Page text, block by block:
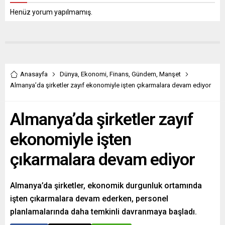
Henüz yorum yapılmamış.
Anasayfa Dünya, Ekonomi, Finans, Gündem, Manşet
Almanya’da şirketler zayıf ekonomiyle işten çıkarmalara devam ediyor
Almanya’da şirketler zayıf
ekonomiyle işten
çıkarmalara devam ediyor
Almanya’da şirketler, ekonomik durgunluk ortamında
işten çıkarmalara devam ederken, personel
planlamalarında daha temkinli davranmaya başladı.